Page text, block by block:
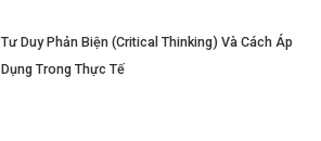
Tư Duy Phản Biện (Critical Thinking) Và Cách Áp
Dụng Trong Thực Tế